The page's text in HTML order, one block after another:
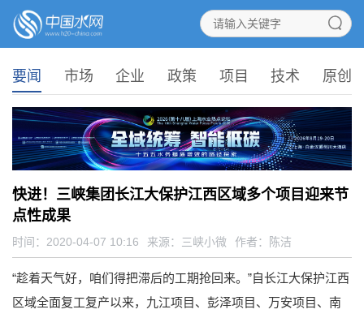
要闻 市场 企业 政策 项目 技术 原创
快进！三峡集团长江大保护江西区域多个项目迎来节
点性成果
时间：2020-04-07 10:16 来源： 三峡小微 作者：陈洁
“趁着天气好，咱们得把滞后的工期抢回来。”自长江大保护江西
区域全面复工复产以来，九江项目、彭泽项目、万安项目、南